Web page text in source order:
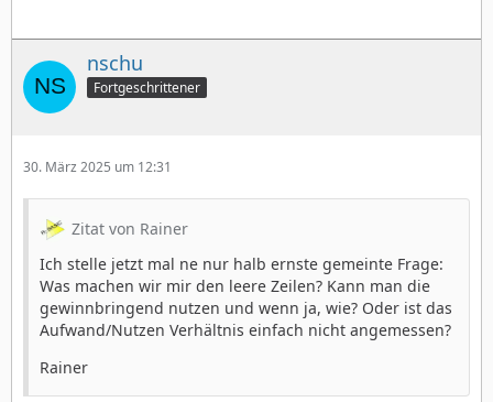
nschu
Fortgeschrittener
30. März 2025 um 12:31
Zitat von Rainer
Ich stelle jetzt mal ne nur halb ernste gemeinte Frage:
Was machen wir mir den leere Zeilen? Kann man die
gewinnbringend nutzen und wenn ja, wie? Oder ist das
Aufwand/Nutzen Verhältnis einfach nicht angemessen?
Rainer